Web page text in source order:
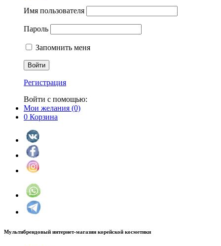
Имя пользователя
Пароль
Запомнить меня
Регистрация
Войти с помощью:
Мои желания (0)
0 Корзина
Мультибрендовый интернет-магазин корейской косметики